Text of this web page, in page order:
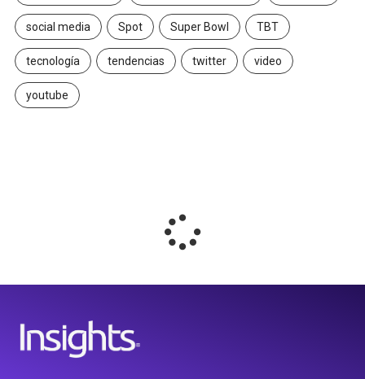
social media Spot Super Bowl TBT
tecnología tendencias twitter video
youtube